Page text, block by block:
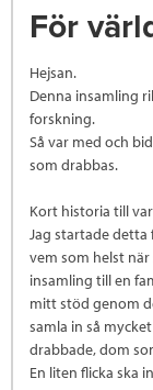
För
Hejsan.
Denna insamling
forskning.
Så var med och
som drabbas.
Kort historia till
Jag startade
vem som helst
insamling till en
mitt stöd genom
samla in så
drabbade, dom
En liten flicka ska